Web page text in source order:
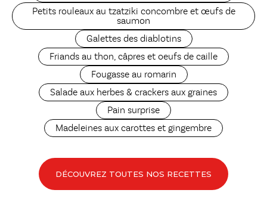
Petits rouleaux au tzatziki concombre et œufs de
saumon
Galettes des diablotins
Friands au thon, câpres et oeufs de caille
Fougasse au romarin
Salade aux herbes & crackers aux graines
Pain surprise
Madeleines aux carottes et gingembre
DÉCOUVREZ TOUTES NOS RECETTES